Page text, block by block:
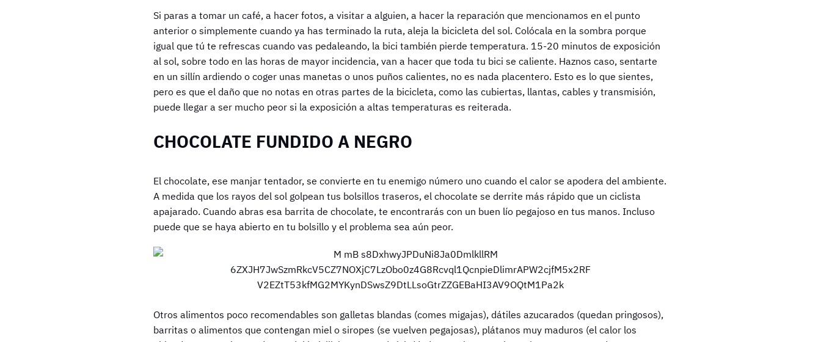
Si paras a tomar un café, a hacer fotos, a visitar a alguien, a hacer la reparación que mencionamos en el punto
anterior o simplemente cuando ya has terminado la ruta, aleja la bicicleta del sol. Colócala en la sombra porque
igual que tú te refrescas cuando vas pedaleando, la bici también pierde temperatura. 15-20 minutos de exposición
al sol, sobre todo en las horas de mayor incidencia, van a hacer que toda tu bici se caliente. Haznos caso, sentarte
en un sillín ardiendo o coger unas manetas o unos puños calientes, no es nada placentero. Esto es lo que sientes,
pero es que el daño que no notas en otras partes de la bicicleta, como las cubiertas, llantas, cables y transmisión,
puede llegar a ser mucho peor si la exposición a altas temperaturas es reiterada.
CHOCOLATE FUNDIDO A NEGRO
El chocolate, ese manjar tentador, se convierte en tu enemigo número uno cuando el calor se apodera del ambiente.
A medida que los rayos del sol golpean tus bolsillos traseros, el chocolate se derrite más rápido que un ciclista
apajarado. Cuando abras esa barrita de chocolate, te encontrarás con un buen lío pegajoso en tus manos. Incluso
puede que se haya abierto en tu bolsillo y el problema sea aún peor.
Otros alimentos poco recomendables son galletas blandas (comes migajas), dátiles azucarados (quedan pringosos),
barritas o alimentos que contengan miel o siropes (se vuelven pegajosas), plátanos muy maduros (el calor los